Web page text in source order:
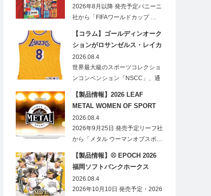
2026年8月以降 発売予定パニーニ
社から「FIFAワールドカップ …
【コラム】ゴールディンオーク
ションがロサンゼルス・レイカ
ーズのオフィシャルオークショ
ンスポンサーに！
2026.08.4
世界最大級のスポーツコレクショ
ンコンベンション「NSCC」、通
【製品情報】2026 LEAF
METAL WOMEN OF SPORT
HOBBY
2026.08.4
2026年9月25日 発売予定リーフ社
から「メタル ウーマンオブスポ…
【製品情報】⚾ EPOCH 2026
福岡ソフトバンクホークス
STARS&LEGENDS ベースボー
ルカード
2026.08.4
2026年10月10日 発売予定・2026